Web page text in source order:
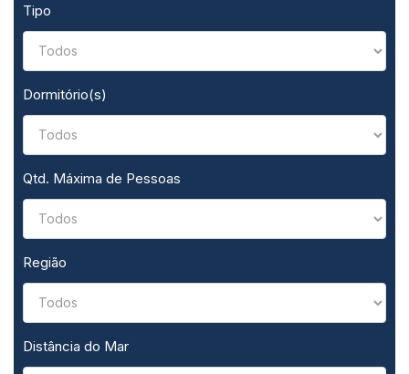
Tipo
Dormitório(s)
Qtd. Máxima de Pessoas
Região
Distância do Mar